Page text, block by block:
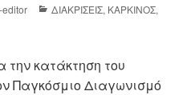
editor ΔΙΑΚΡΙΣΕΙΣ, ΚΑΡΚΙΝΟΣ,
την κατάκτηση του
Παγκόσμιο Διαγωνισμό